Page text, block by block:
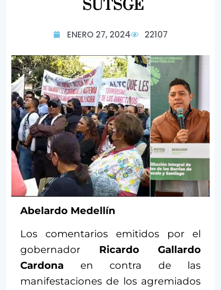
SUTSGE
ENERO 27, 2024 22107
Abelardo Medellín
Los comentarios emitidos por el
gobernador Ricardo Gallardo
Cardona en contra de las
manifestaciones de los agremiados